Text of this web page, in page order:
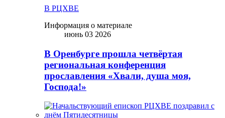
В РЦХВЕ
Информация о материале
июнь 03 2026
В Оренбурге прошла четвёртая
региональная конференция
прославления «Хвали, душа моя,
Господа!»